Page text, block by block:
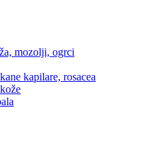
mozolji, ogrci
kapilare, rosacea